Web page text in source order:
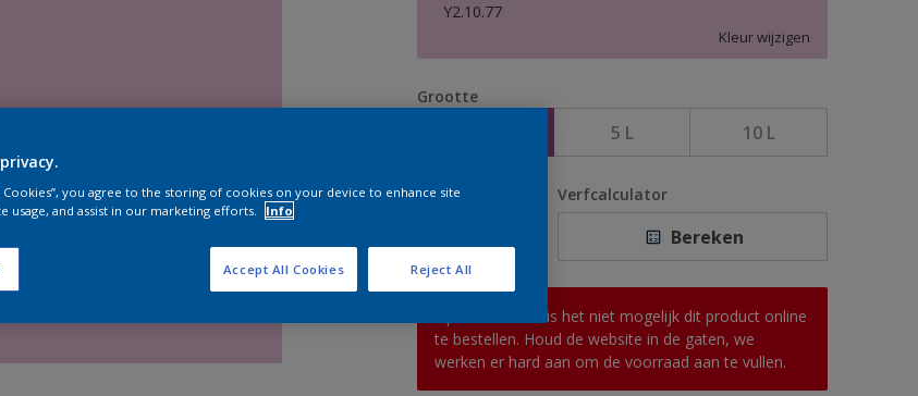
Y2.10.77
Kleur wijzigen
Grootte
5 L 10 L
Aantal Verfcalculator
Bereken
Op dit moment is het niet mogelijk dit product online
te bestellen. Houd de website in de gaten, we
werken er hard aan om de voorraad aan te vullen.
Cookies”, you agree to the storing of cookies on your device to enhance site
usage, and assist in our marketing efforts.
Info
Reject All
Accept All Cookies